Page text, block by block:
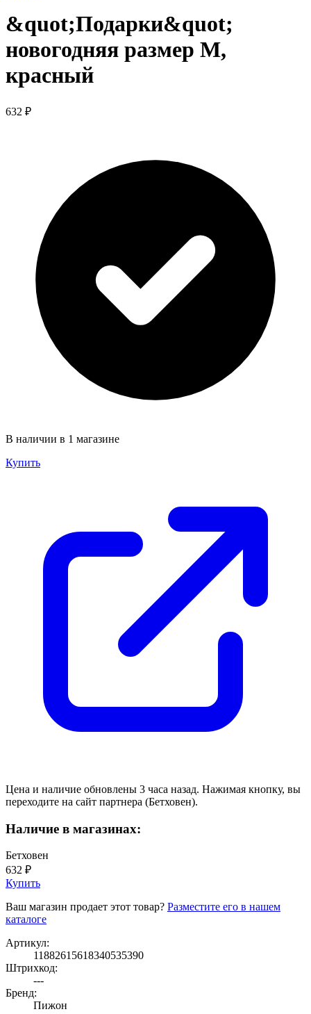
&quot;Подарки&quot;
новогодняя размер M,
красный
632 ₽
В наличии в 1 магазине
Купить
Цена и наличие обновлены 3 часа назад. Нажимая кнопку, вы
переходите на сайт партнера (Бетховен).
Наличие в магазинах:
Бетховен
632 ₽
Купить
Ваш магазин продает этот товар? Разместите его в нашем
каталоге
Артикул:
11882615618340535390
Штрихкод:
---
Бренд:
Пижон